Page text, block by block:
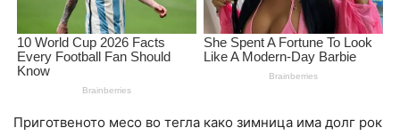
Приготвеното месо во тегла како зимница има долг рок